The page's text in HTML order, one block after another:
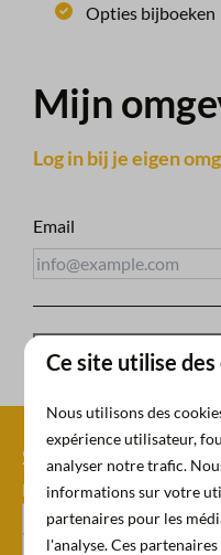
Opties bijboeken
Mijn
Log in bij je eigen
Email
Schrijf je nu in voor
nieuwsbrief
Ce site utilise des
Nous utilisons des
expérience utilisateur,
analyser notre trafic.
informations sur votre
partenaires pour les
l'analyse. Ces